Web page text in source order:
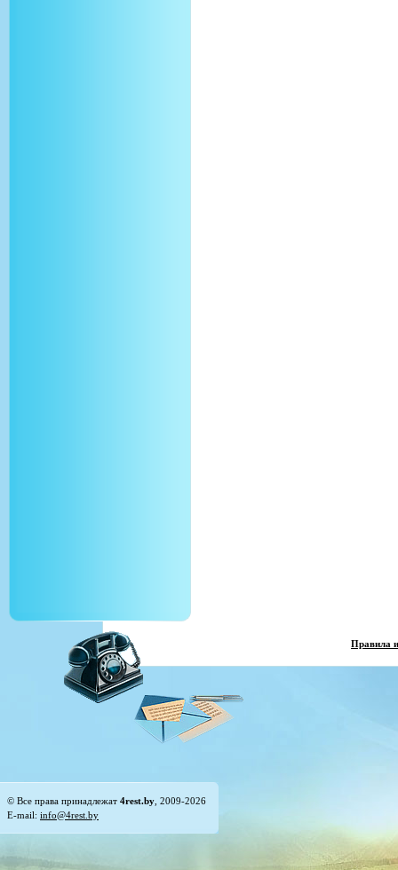
Правила
© Все права принадлежат 4rest.by , 2009-2026
E-mail: info@4rest.by